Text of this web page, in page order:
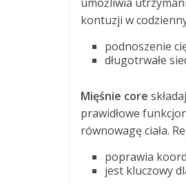
kontuzji w
podnoszenie
długotrwałe
Mięśnie core
prawidłowe
równowagę ciała.
poprawia
jest kluczowy